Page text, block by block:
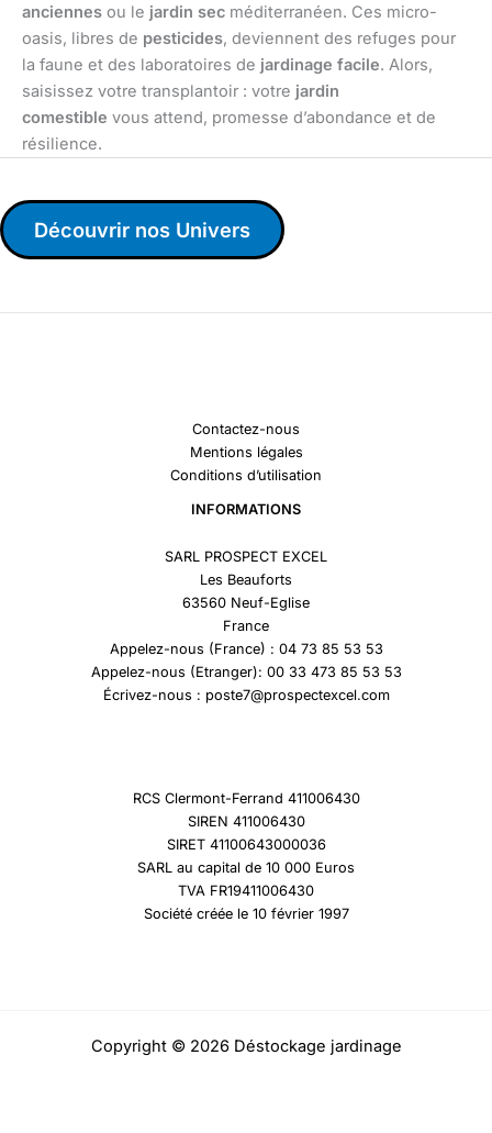
anciennes ou le jardin sec méditerranéen. Ces micro-
oasis, libres de pesticides, deviennent des refuges pour
la faune et des laboratoires de jardinage facile. Alors,
saisissez votre transplantoir : votre jardin
comestible vous attend, promesse d’abondance et de
résilience.
Découvrir nos Univers
Contactez-nous
Mentions légales
Conditions d’utilisation
INFORMATIONS
SARL PROSPECT EXCEL
Les Beauforts
63560 Neuf-Eglise
France
Appelez-nous (France) : 04 73 85 53 53
Appelez-nous (Etranger): 00 33 473 85 53 53
Écrivez-nous : poste7@prospectexcel.com
RCS Clermont-Ferrand 411006430
SIREN 411006430
SIRET 41100643000036
SARL au capital de 10 000 Euros
TVA FR19411006430
Société créée le 10 février 1997
Copyright © 2026 Déstockage jardinage